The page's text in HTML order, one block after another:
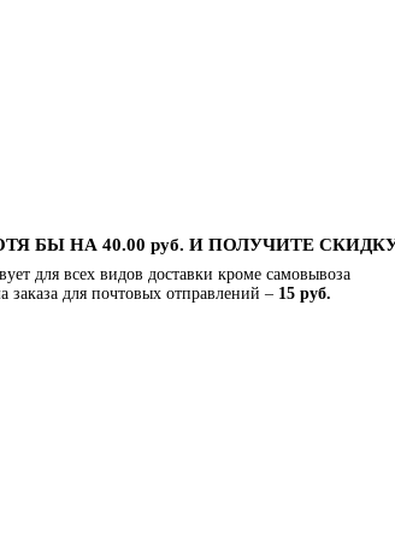
БЫ НА 40.00 руб. И ПОЛУЧИТЕ
для всех видов доставки кроме самовывоза
для почтовых отправлений – 15 руб.